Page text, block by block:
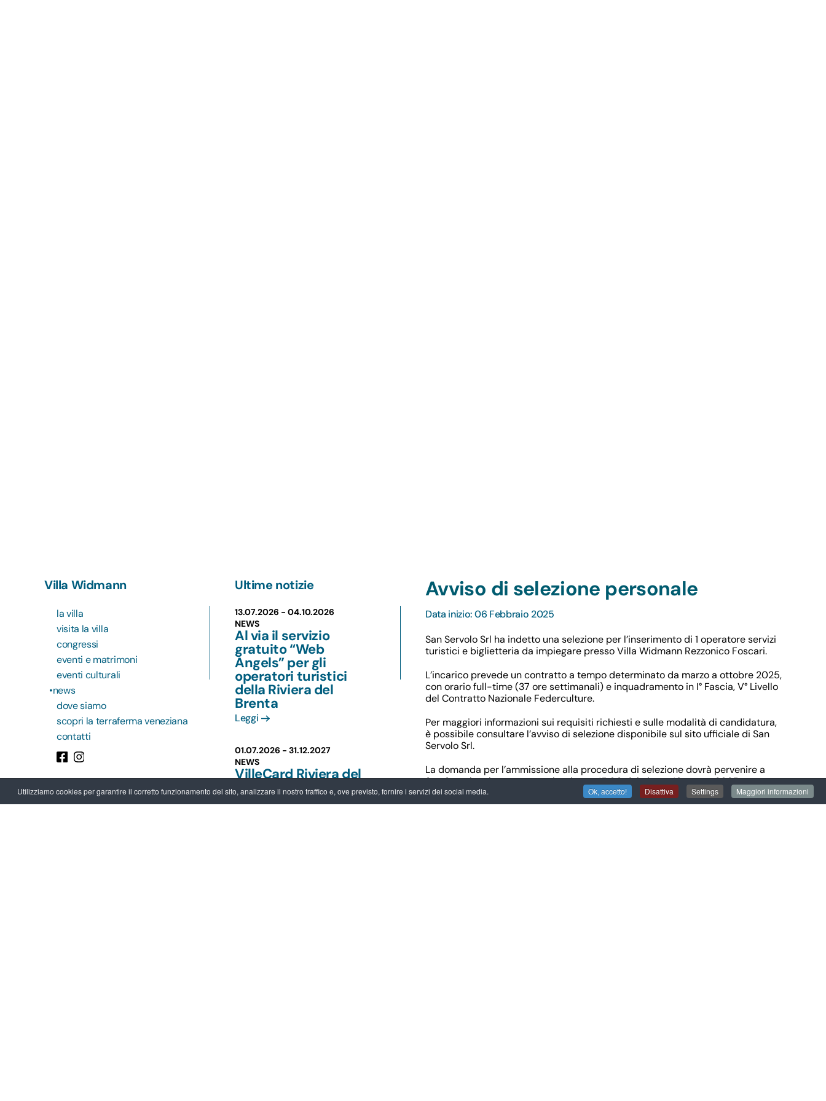
Utilizziamo cookies per garantire il corretto funzionamento del sito, analizzare il nostro traffico e, ove previsto, fornire i servizi dei social media. Ok, accetto! Disattiva Settings Maggiori informazioni
Villa Widmann
la villa
visita la villa
congressi
eventi e matrimoni
eventi culturali
news
dove siamo
scopri la terraferma veneziana
contatti
Ultime notizie
13.07.2026 - 04.10.2026
NEWS
Al via il servizio
gratuito “Web
Angels” per gli
operatori turistici
della Riviera del
Brenta
Leggi
01.07.2026 - 31.12.2027
NEWS
VilleCard Riviera del
Brenta: più vantaggi
per chi visita, più
Avviso di selezione personale
Data inizio: 06 Febbraio 2025
San Servolo Srl ha indetto una selezione per l’inserimento di 1 operatore servizi
turistici e biglietteria da impiegare presso Villa Widmann Rezzonico Foscari.
L’incarico prevede un contratto a tempo determinato da marzo a ottobre 2025,
con orario full-time (37 ore settimanali) e inquadramento in I° Fascia, V° Livello
del Contratto Nazionale Federculture.
Per maggiori informazioni sui requisiti richiesti e sulle modalità di candidatura,
è possibile consultare l’avviso di selezione disponibile sul sito ufficiale di San
Servolo Srl.
La domanda per l’ammissione alla procedura di selezione dovrà pervenire a
San Servolo srl entro e non oltre le ore 15,00 del giorno 10 marzo 2025.
Avviso di selezione